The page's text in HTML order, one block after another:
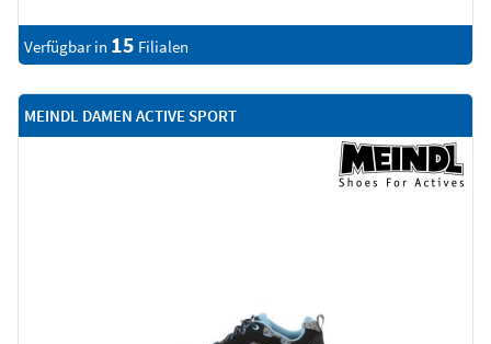
Verfügbar in 15 Filialen
MEINDL DAMEN ACTIVE SPORT